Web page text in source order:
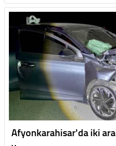
Afyonkarahisar'da iki